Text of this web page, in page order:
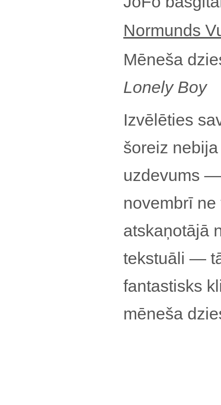
Normunds
Mēneša
Lonely Boy
Izvēlēties
šoreiz
uzdevums
novembrī
atskaņotājā
tekstuāli —
fantastisks
mēneša